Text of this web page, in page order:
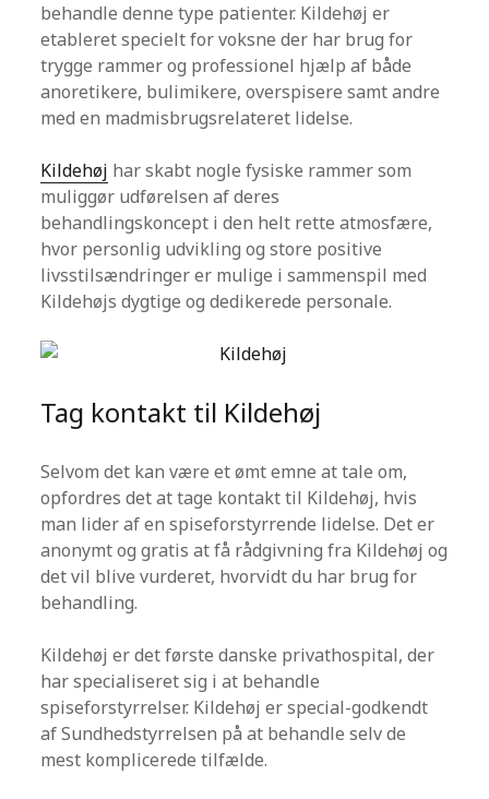
behandle denne type patienter. Kildehøj er
etableret specielt for voksne der har brug for
trygge rammer og professionel hjælp af både
anoretikere, bulimikere, overspisere samt andre
med en madmisbrugsrelateret lidelse.
Kildehøj har skabt nogle fysiske rammer som
muliggør udførelsen af deres
behandlingskoncept i den helt rette atmosfære,
hvor personlig udvikling og store positive
livsstilsændringer er mulige i sammenspil med
Kildehøjs dygtige og dedikerede personale.
Tag kontakt til Kildehøj
Selvom det kan være et ømt emne at tale om,
opfordres det at tage kontakt til Kildehøj, hvis
man lider af en spiseforstyrrende lidelse. Det er
anonymt og gratis at få rådgivning fra Kildehøj og
det vil blive vurderet, hvorvidt du har brug for
behandling.
Kildehøj er det første danske privathospital, der
har specialiseret sig i at behandle
spiseforstyrrelser. Kildehøj er special-godkendt
af Sundhedstyrrelsen på at behandle selv de
mest komplicerede tilfælde.